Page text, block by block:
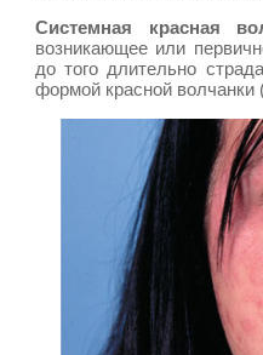
Системная красная
возникающее или
до того длительно
формой красной